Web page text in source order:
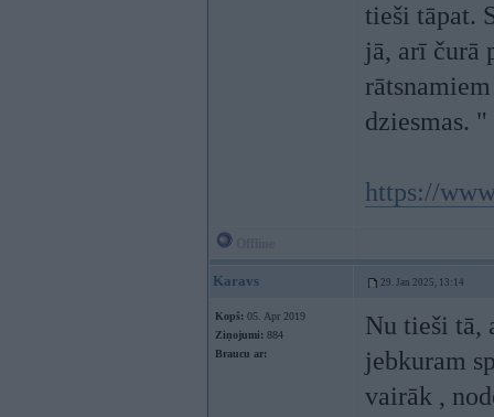
tieši tāpat.
jā, arī čurā
dziesmas. "
https://
Karavs 29. Jan 2025, 13:14
Kopš: 05. Apr 2019
Ziņojumi: 884
Braucu ar:
Nu tieši tā,
jebkuram
vairāk ,